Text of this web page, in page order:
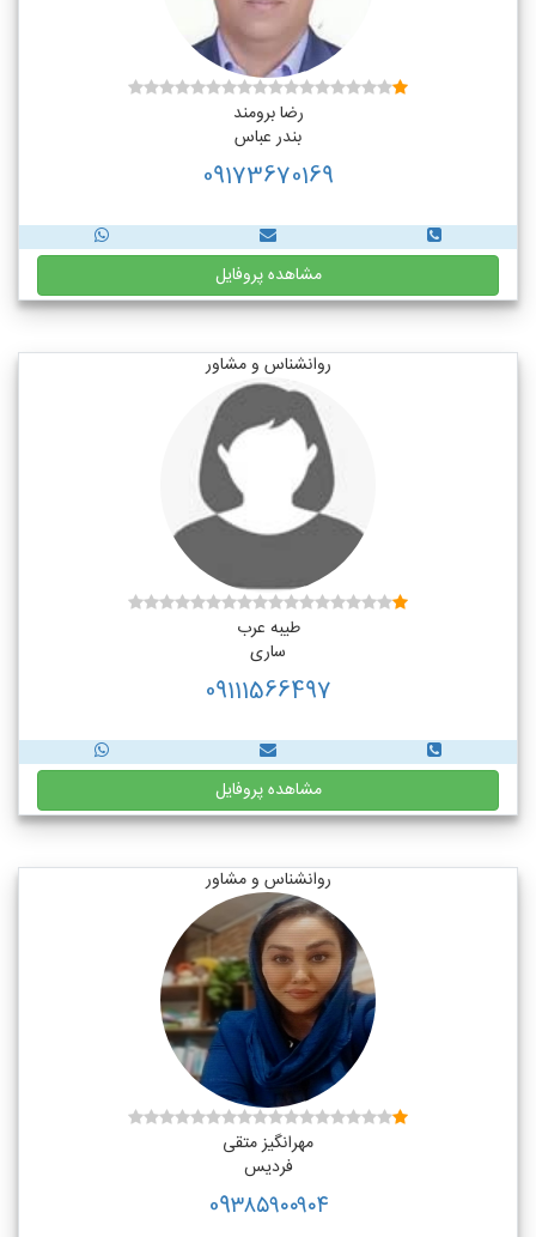
رضا برومند
بندر عباس
09173670169
مشاهده پروفایل
روانشناس و مشاور
طیبه عرب
ساری
09111566497
مشاهده پروفایل
روانشناس و مشاور
مهرانگیز متقی
فردیس
09۳۸۵۹۰۰۹۰۴